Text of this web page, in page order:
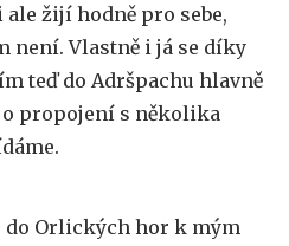
žijí hodně pro sebe,
není. Vlastně i já se díky
teď do Adršpachu hlavně
o propojení s několika
do Orlických hor k mým